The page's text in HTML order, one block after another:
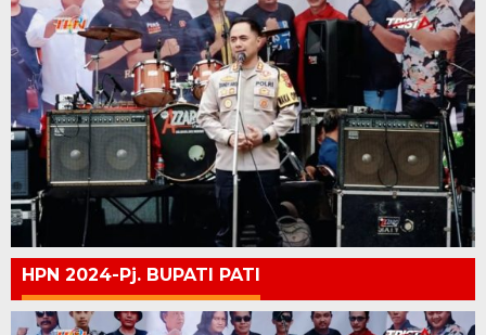
HPN 2024-Pj. BUPATI PATI